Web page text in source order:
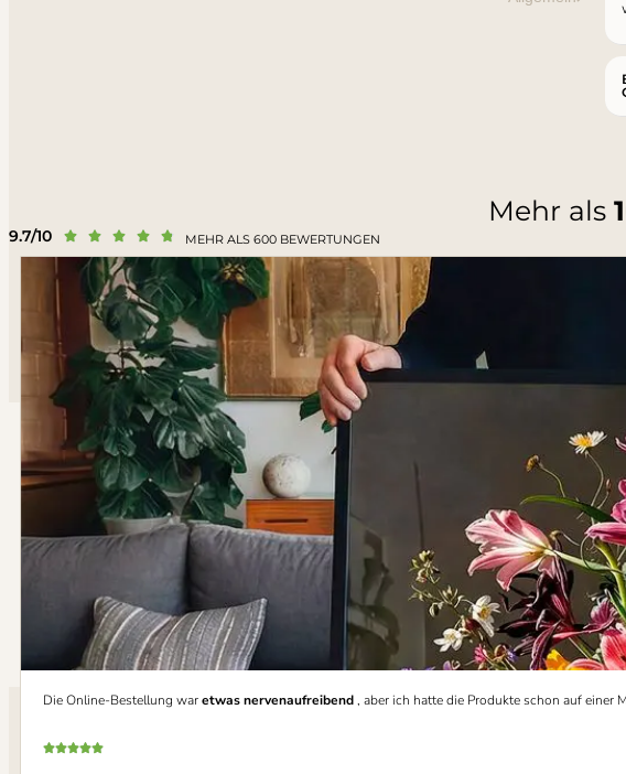
Mehr als
9.7/10      MEHR ALS 600 BEWERTUNGEN
Die Online-Bestellung waretwas nervenaufreibend, aber ich hatte die Produkte schon auf einer